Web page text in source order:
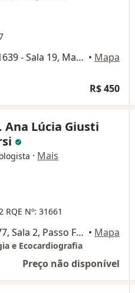
Avenida Júlio Borella, 1639 - Sala 19, Marau • Mapa
R$ 450
Ana Lúcia Giusti
· Mais
RQE Nº: 31661
Rua Teixeira Soares 777, Sala 2, Passo Fundo • Mapa
e Ecocardiografia
Preço não disponível